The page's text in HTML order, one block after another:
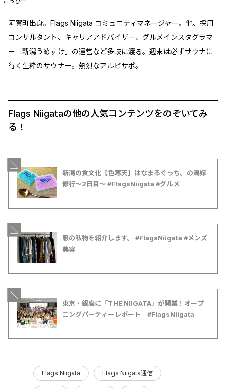
阿賀町出身。Flags Niigata コミュニティマネージャー。他、採用
コンサルタント、キャリアアドバイザー、グルメインスタグラマ
ー「新潟うめすけ」の運営など多岐に渡る。週末は必ずサウナに
行く生粋のサウナー。熱烈なアルビサポ。
Flags Niigataの他の人気コンテンツをのぞいてみ
る！
新潟の食文化【色寒天】はなまるぐっち。の潟嫁
修行〜2日目〜 #FlagsNiigata #グルメ
服の私物を紹介します。 #FlagsNiigata #メンズ
美容
東京・銀座に「THE NIIGATA」が開業！オープ
ニングパーティーレポート #FlagsNiigata
Flags Niigata Flags Niigata通信